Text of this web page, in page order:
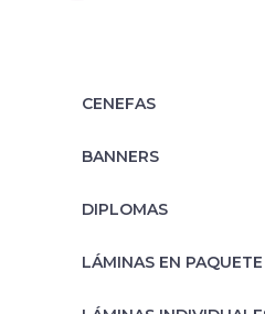
‎ CENEFAS
‎ BANNERS
‎ DIPLOMAS
‎ LÁMINAS EN PAQUETE